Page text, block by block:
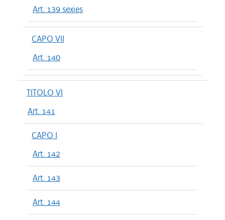
Art. 139 sexies
CAPO VII
Art. 140
TITOLO VI
Art. 141
CAPO I
Art. 142
Art. 143
Art. 144